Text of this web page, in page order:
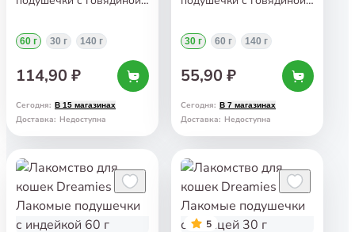
60 г 30 г 140 г
114,90 ₽
Сегодня: В 15 магазинах
Доставка: Недоступна
30 г 60 г 140 г
55,90 ₽
Сегодня: В 7 магазинах
Доставка: Недоступна
5